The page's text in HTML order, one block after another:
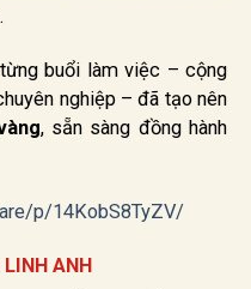
buổi làm việc – cộng
nghiệp – đã tạo nên
, sẵn sàng đồng hành
p/14KobS8TyZV/
ANH